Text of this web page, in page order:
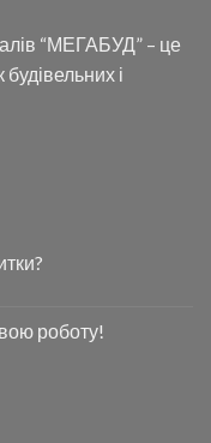
“МЕГАБУД” – це
і
роботу!